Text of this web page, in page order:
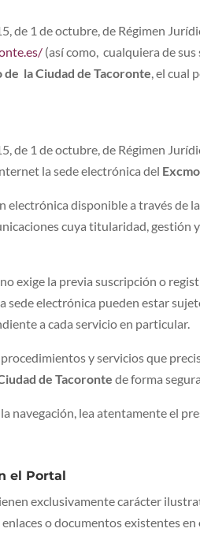
de 1 de octubre, de Régimen
(así como, cualquiera de
la Ciudad de Tacoronte , el cual
de 1 de octubre, de Régimen
la sede electrónica del
disponible a través de
cuya titularidad,
exige la previa suscripción o
sede electrónica pueden estar
a cada servicio en particular.
y servicios que
de Tacoronte de forma
lea atentamente el
el Portal
exclusivamente carácter
o documentos existentes